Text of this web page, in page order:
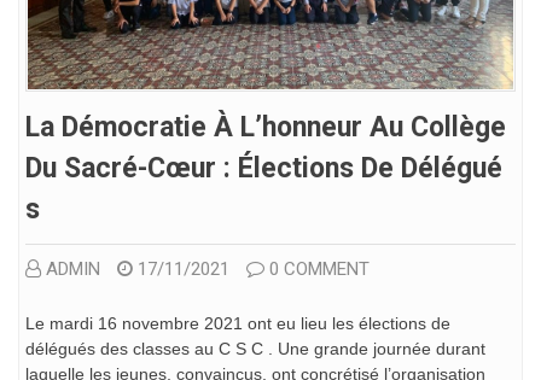
La Démocratie À L’honneur Au Collège
Du Sacré-Cœur : Élections De Délégué
S
ADMIN 17/11/2021 0 COMMENT
Le mardi 16 novembre 2021 ont eu lieu les élections de
délégués des classes au C S C . Une grande journée durant
laquelle les jeunes, convaincus, ont concrétisé l’organisation